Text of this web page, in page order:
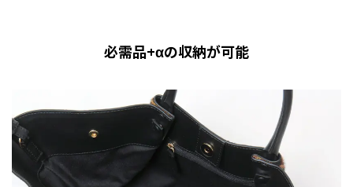
必需品+αの収納が可能